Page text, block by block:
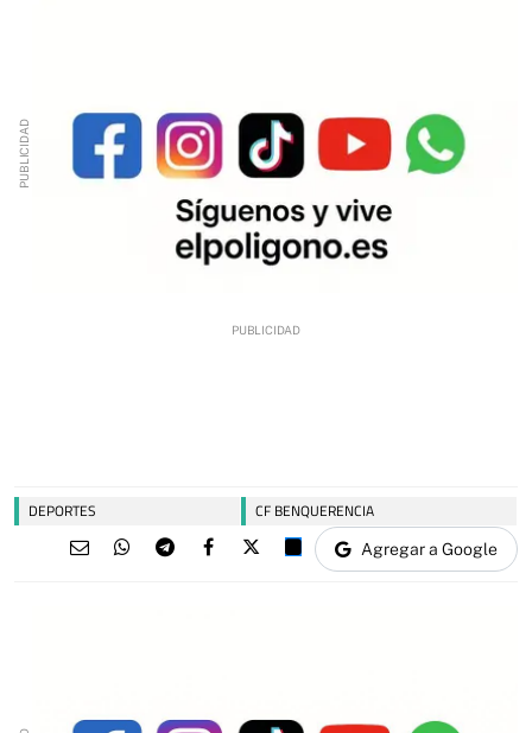
DEPORTES CF BENQUERENCIA
Agregar a Google